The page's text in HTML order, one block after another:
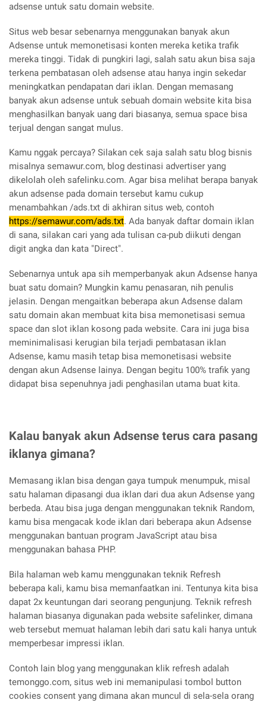
adsense untuk satu domain website.
Situs web besar sebenarnya menggunakan banyak akun
Adsense untuk memonetisasi konten mereka ketika trafik
mereka tinggi. Tidak di pungkiri lagi, salah satu akun bisa saja
terkena pembatasan oleh adsense atau hanya ingin sekedar
meningkatkan pendapatan dari iklan. Dengan memasang
banyak akun adsense untuk sebuah domain website kita bisa
menghasilkan banyak uang dari biasanya, semua space bisa
terjual dengan sangat mulus.
Kamu nggak percaya? Silakan cek saja salah satu blog bisnis
misalnya semawur.com, blog destinasi advertiser yang
dikelolah oleh safelinku.com. Agar bisa melihat berapa banyak
akun adsense pada domain tersebut kamu cukup
menambahkan /ads.txt di akhiran situs web, contoh
https://semawur.com/ads.txt. Ada banyak daftar domain iklan
di sana, silakan cari yang ada tulisan ca-pub diikuti dengan
digit angka dan kata "Direct".
Sebenarnya untuk apa sih memperbanyak akun Adsense hanya
buat satu domain? Mungkin kamu penasaran, nih penulis
jelasin. Dengan mengaitkan beberapa akun Adsense dalam
satu domain akan membuat kita bisa memonetisasi semua
space dan slot iklan kosong pada website. Cara ini juga bisa
meminimalisasi kerugian bila terjadi pembatasan iklan
Adsense, kamu masih tetap bisa memonetisasi website
dengan akun Adsense lainya. Dengan begitu 100% trafik yang
didapat bisa sepenuhnya jadi penghasilan utama buat kita.
Kalau banyak akun Adsense terus cara pasang
iklanya gimana?
Memasang iklan bisa dengan gaya tumpuk menumpuk, misal
satu halaman dipasangi dua iklan dari dua akun Adsense yang
berbeda. Atau bisa juga dengan menggunakan teknik Random,
kamu bisa mengacak kode iklan dari beberapa akun Adsense
menggunakan bantuan program JavaScript atau bisa
menggunakan bahasa PHP.
Bila halaman web kamu menggunakan teknik Refresh
beberapa kali, kamu bisa memanfaatkan ini. Tentunya kita bisa
dapat 2x keuntungan dari seorang pengunjung. Teknik refresh
halaman biasanya digunakan pada website safelinker, dimana
web tersebut memuat halaman lebih dari satu kali hanya untuk
memperbesar impressi iklan.
Contoh lain blog yang menggunakan klik refresh adalah
temonggo.com, situs web ini memanipulasi tombol button
cookies consent yang dimana akan muncul di sela-sela orang